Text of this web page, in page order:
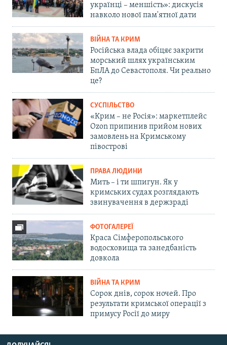
українці – меншість»: дискусія
навколо нової пам'ятної дати
ВІЙНА ТА КРИМ
Російська влада обіцяє закрити
морський шлях українським
БпЛА до Севастополя. Чи реально
це?
СУСПІЛЬСТВО
«Крим – не Росія»: маркетплейс
Ozon припинив прийом нових
замовлень на Кримському
півострові
ПРАВА ЛЮДИНИ
Мить – і ти шпигун. Як у
кримських судах розглядають
звинувачення в держзраді
ФОТОГАЛЕРЕЇ
Краса Сімферопольського
водосховища та занедбаність
довкола
ВІЙНА ТА КРИМ
Сорок днів, сорок ночей. Про
результати кримської операції з
примусу Росії до миру